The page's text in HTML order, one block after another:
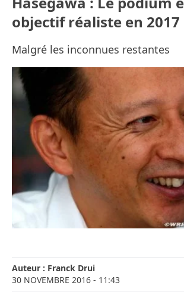
objectif réaliste en 2017
Malgré les inconnues restantes
Auteur : Franck Drui
30 NOVEMBRE 2016 - 11:43